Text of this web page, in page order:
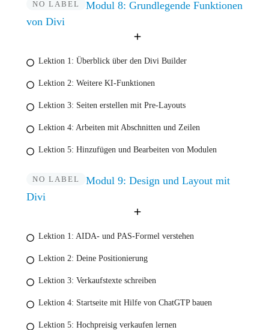
NO LABEL
Modul 8: Grundlegende Funktionen
von Divi
Lektion 1: Überblick über den Divi Builder
Lektion 2: Weitere KI-Funktionen
Lektion 3: Seiten erstellen mit Pre-Layouts
Lektion 4: Arbeiten mit Abschnitten und Zeilen
Lektion 5: Hinzufügen und Bearbeiten von Modulen
NO LABEL
Modul 9: Design und Layout mit
Divi
Lektion 1: AIDA- und PAS-Formel verstehen
Lektion 2: Deine Positionierung
Lektion 3: Verkaufstexte schreiben
Lektion 4: Startseite mit Hilfe von ChatGTP bauen
Lektion 5: Hochpreisig verkaufen lernen